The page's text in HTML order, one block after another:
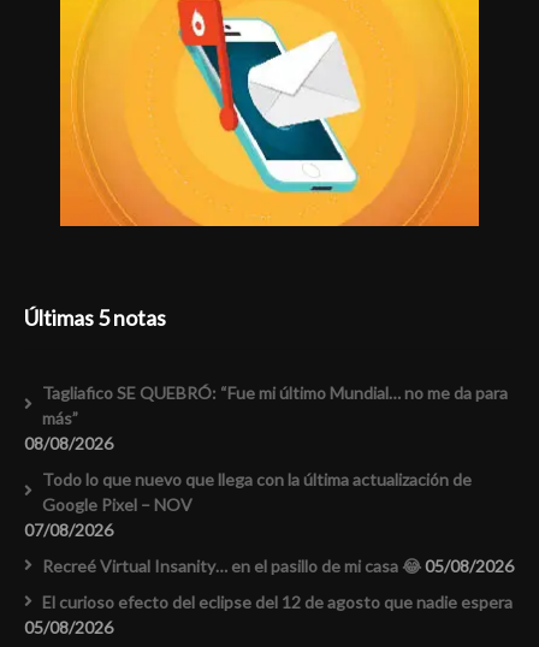
Últimas 5 notas
Tagliafico SE QUEBRÓ: “Fue mi último Mundial… no me da para
más”
08/08/2026
Todo lo que nuevo que llega con la última actualización de
Google Pixel – NOV
07/08/2026
Recreé Virtual Insanity… en el pasillo de mi casa 😂05/08/2026
El curioso efecto del eclipse del 12 de agosto que nadie espera
05/08/2026